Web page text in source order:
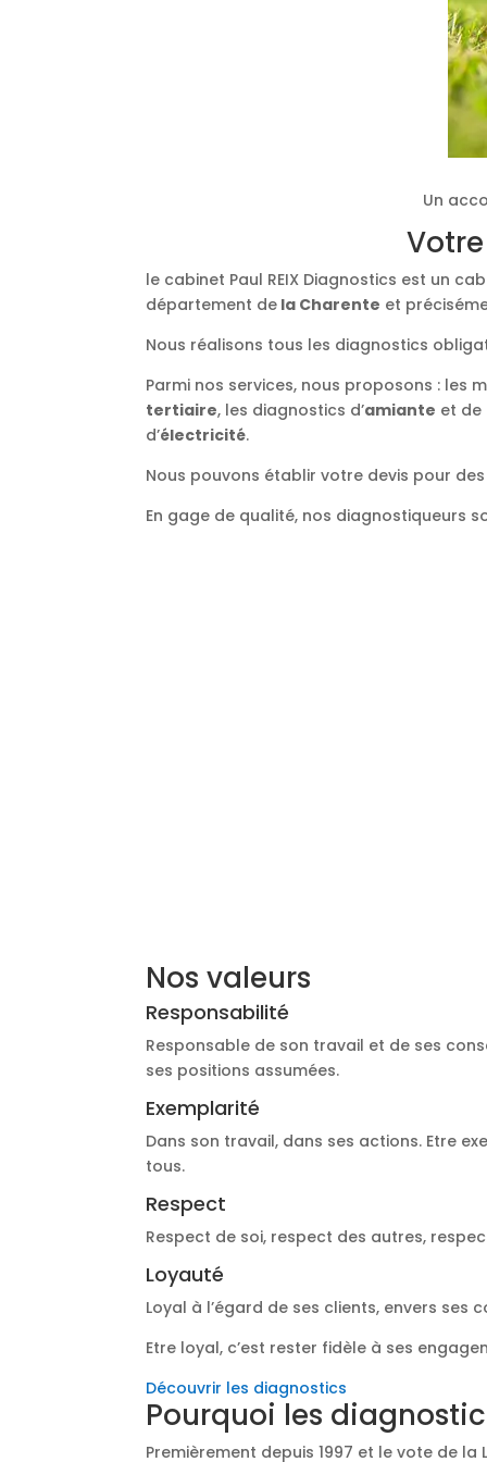
Un
le cabinet Paul REIX Diagnostics est un
département de la Charente et
Nous réalisons tous les diagnostics
Parmi nos services, nous proposons : les
tertiaire, les diagnostics d’amiante et de
d’électricité.
Nous pouvons établir votre devis pour
En gage de qualité, nos diagnostiqueurs
Nos valeurs
Responsabilité
Responsable de son travail et de ses
ses positions assumées.
Exemplarité
Dans son travail, dans ses actions. Etre
tous.
Respect
Respect de soi, respect des autres,
Loyauté
Loyal à l’égard de ses clients, envers
Etre loyal, c’est rester fidèle à ses
Découvrir les diagnostics
Pourquoi les
Premièrement depuis 1997 et le vote de